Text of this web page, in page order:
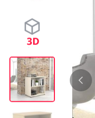
Rollcontainer